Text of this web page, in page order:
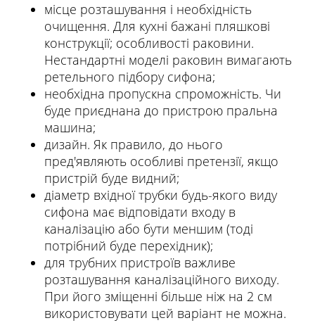
місце розташування і необхідність
очищення. Для кухні бажані пляшкові
конструкції; особливості раковини.
Нестандартні моделі раковин вимагають
ретельного підбору сифона;
необхідна пропускна спроможність. Чи
буде приєднана до пристрою пральна
машина;
дизайн. Як правило, до нього
пред'являють особливі претензії, якщо
пристрій буде видний;
діаметр вхідної трубки будь-якого виду
сифона має відповідати входу в
каналізацію або бути меншим (тоді
потрібний буде перехідник);
для трубних пристроїв важливе
розташування каналізаційного виходу.
При його зміщенні більше ніж на 2 см
використовувати цей варіант не можна.